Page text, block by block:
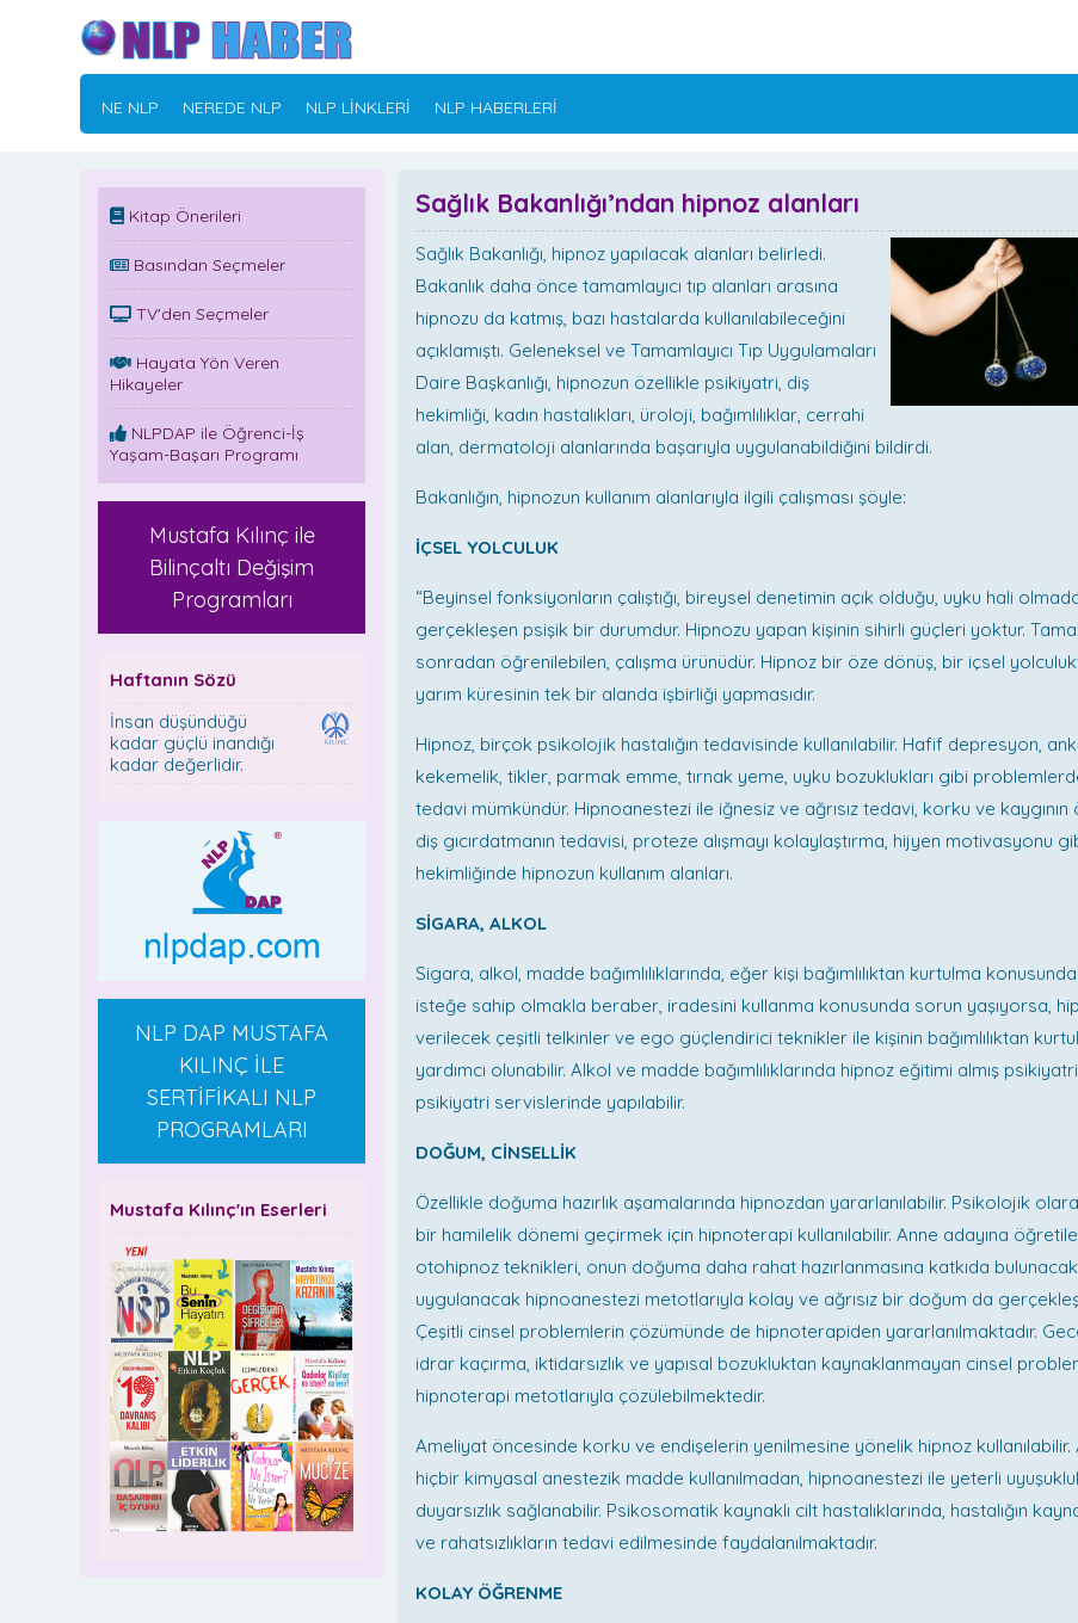
NE NLP NEREDE NLP NLP LİNKLERİ NLP HABERLERİ
Kitap Önerileri
Basından Seçmeler
TV'den Seçmeler
Hayata Yön Veren
Hikayeler
NLPDAP ile Öğrenci-İş
Yaşam-Başarı Programı
Mustafa Kılınç ile
Bilinçaltı Değişim
Programları
Haftanın Sözü
İnsan düşündüğü
kadar güçlü inandığı
kadar değerlidir.
NLP DAP MUSTAFA
KILINÇ İLE
SERTİFİKALI NLP
PROGRAMLARI
Mustafa Kılınç'ın Eserleri
Sağlık Bakanlığı’ndan hipnoz alanları
Sağlık Bakanlığı, hipnoz yapılacak alanları belirledi.
Bakanlık daha önce tamamlayıcı tıp alanları arasına
hipnozu da katmış, bazı hastalarda kullanılabileceğini
açıklamıştı. Geleneksel ve Tamamlayıcı Tıp Uygulamaları
Daire Başkanlığı, hipnozun özellikle psikiyatri, diş
hekimliği, kadın hastalıkları, üroloji, bağımlılıklar, cerrahi
alan, dermatoloji alanlarında başarıyla uygulanabildiğini bildirdi.
Bakanlığın, hipnozun kullanım alanlarıyla ilgili çalışması şöyle:
İÇSEL YOLCULUK
“Beyinsel fonksiyonların çalıştığı, bireysel denetimin açık olduğu, uyku hali
gerçekleşen psişik bir durumdur. Hipnozu yapan kişinin sihirli güçleri yoktur.
sonradan öğrenilebilen, çalışma ürünüdür. Hipnoz bir öze dönüş, bir içsel
yarım küresinin tek bir alanda işbirliği yapmasıdır.
Hipnoz, birçok psikolojik hastalığın tedavisinde kullanılabilir. Hafif depresyon,
kekemelik, tikler, parmak emme, tırnak yeme, uyku bozuklukları gibi
tedavi mümkündür. Hipnoanestezi ile iğnesiz ve ağrısız tedavi, korku ve kaygının
diş gıcırdatmanın tedavisi, proteze alışmayı kolaylaştırma, hijyen motivasyonu
hekimliğinde hipnozun kullanım alanları.
SİGARA, ALKOL
Sigara, alkol, madde bağımlılıklarında, eğer kişi bağımlılıktan kurtulma
isteğe sahip olmakla beraber, iradesini kullanma konusunda sorun yaşıyorsa,
verilecek çeşitli telkinler ve ego güçlendirici teknikler ile kişinin bağımlılıktan
yardımcı olunabilir. Alkol ve madde bağımlılıklarında hipnoz eğitimi almış
psikiyatri servislerinde yapılabilir.
DOĞUM, CİNSELLİK
Özellikle doğuma hazırlık aşamalarında hipnozdan yararlanılabilir. Psikolojik
bir hamilelik dönemi geçirmek için hipnoterapi kullanılabilir. Anne adayına
otohipnoz teknikleri, onun doğuma daha rahat hazırlanmasına katkıda
uygulanacak hipnoanestezi metotlarıyla kolay ve ağrısız bir doğum da
Çeşitli cinsel problemlerin çözümünde de hipnoterapiden yararlanılmaktadır.
idrar kaçırma, iktidarsızlık ve yapısal bozukluktan kaynaklanmayan cinsel
hipnoterapi metotlarıyla çözülebilmektedir.
Ameliyat öncesinde korku ve endişelerin yenilmesine yönelik hipnoz kullanılabilir.
hiçbir kimyasal anestezik madde kullanılmadan, hipnoanestezi ile yeterli
duyarsızlık sağlanabilir. Psikosomatik kaynaklı cilt hastalıklarında, hastalığın
ve rahatsızlıkların tedavi edilmesinde faydalanılmaktadır.
KOLAY ÖĞRENME